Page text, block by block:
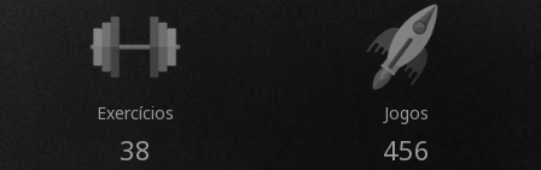
Exercícios
38
Jogos
456